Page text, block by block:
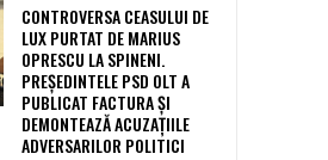
CONTROVERSA CEASULUI DE
LUX PURTAT DE MARIUS
OPRESCU LA SPINENI.
PREȘEDINTELE PSD OLT A
PUBLICAT FACTURA ȘI
DEMONTEAZĂ ACUZAȚIILE
ADVERSARILOR POLITICI